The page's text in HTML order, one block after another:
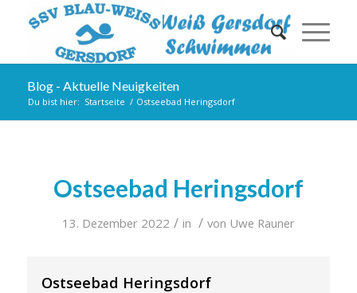
Blog - Aktuelle Neuigkeiten
Du bist hier: Startseite / Ostseebad Heringsdorf
Ostseebad Heringsdorf
13. Dezember 2022 / in / von Uwe Rauner
Ostseebad Heringsdorf